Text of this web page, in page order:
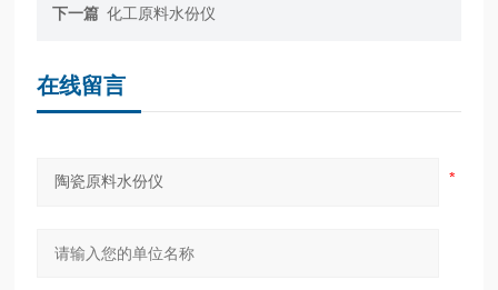
下一篇 化工原料水份仪
在线留言